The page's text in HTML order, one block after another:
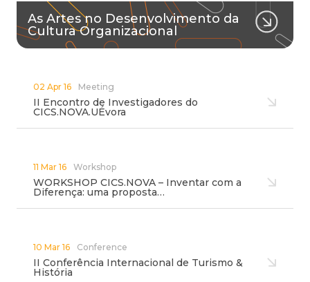
As Artes no Desenvolvimento da
Cultura Organizacional
02 Apr 16 Meeting
II Encontro de Investigadores do
CICS.NOVA.UÉvora
11 Mar 16 Workshop
WORKSHOP CICS.NOVA – Inventar com a
Diferença: uma proposta…
10 Mar 16 Conference
II Conferência Internacional de Turismo &
História